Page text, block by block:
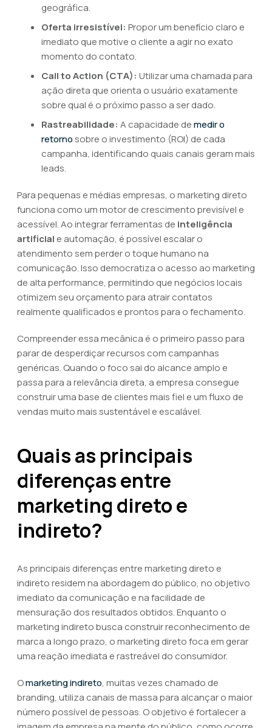
geográfica.
Oferta irresistível: Propor um benefício claro e
imediato que motive o cliente a agir no exato
momento do contato.
Call to Action (CTA): Utilizar uma chamada para
ação direta que orienta o usuário exatamente
sobre qual é o próximo passo a ser dado.
Rastreabilidade: A capacidade demedir o
retorno sobre o investimento (ROI) de cada
campanha, identificando quais canais geram mais
leads.
Para pequenas e médias empresas, o marketing direto
funciona como um motor de crescimento previsível e
acessível. Ao integrar ferramentas de inteligência
artificial e automação, é possível escalar o
atendimento sem perder o toque humano na
comunicação. Isso democratiza o acesso ao marketing
de alta performance, permitindo que negócios locais
otimizem seu orçamento para atrair contatos
realmente qualificados e prontos para o fechamento.
Compreender essa mecânica é o primeiro passo para
parar de desperdiçar recursos com campanhas
genéricas. Quando o foco sai do alcance amplo e
passa para a relevância direta, a empresa consegue
construir uma base de clientes mais fiel e um fluxo de
vendas muito mais sustentável e escalável.
Quais as principais
diferenças entre
marketing direto e
indireto?
As principais diferenças entre marketing direto e
indireto residem na abordagem do público, no objetivo
imediato da comunicação e na facilidade de
mensuração dos resultados obtidos. Enquanto o
marketing indireto busca construir reconhecimento de
marca a longo prazo, o marketing direto foca em gerar
uma reação imediata e rastreável do consumidor.
Omarketing indireto, muitas vezes chamado de
branding, utiliza canais de massa para alcançar o maior
número possível de pessoas. O objetivo é fortalecer a